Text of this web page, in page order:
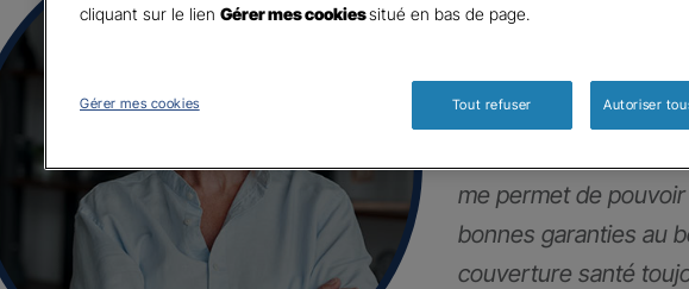
d’expert !
me permet de
bonnes garanties au
couverture santé
cliquant sur le lien Gérer mes cookiessitué en bas de page.
Gérer mes cookies Tout refuser Autoriser